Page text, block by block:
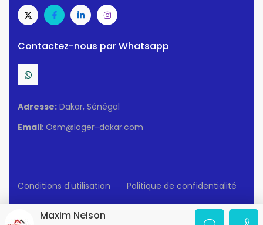
Contactez-nous par Whatsapp
Adresse: Dakar, Sénégal
Email: Osm@loger-dakar.com
Conditions d'utilisation Politique de confidentialité
© 2025 Loger-Dakar. Tous Droits Réservés.
Maxim Nelson